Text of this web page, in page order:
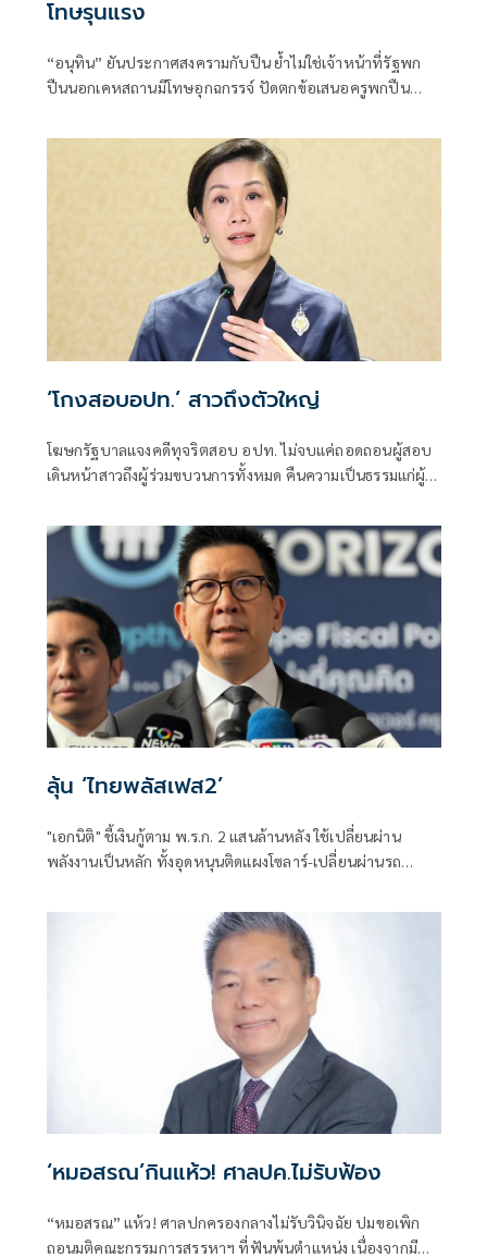
โทษรุนแรง
“อนุทิน” ยันประกาศสงครามกับปืน ย้ำไม่ใช่เจ้าหน้าที่รัฐพก
ปืนนอกเคหสถานมีโทษอุกฉกรรจ์ ปัดตกข้อเสนอครูพกปืน
เจ้าของเป็นผู้ต้องหาร่วม
‘โกงสอบอปท.’ สาวถึงตัวใหญ่
โฆษกรัฐบาลแจงคดีทุจริตสอบ อปท. ไม่จบแค่ถอดถอนผู้สอบ
เดินหน้าสาวถึงผู้ร่วมขบวนการทั้งหมด คืนความเป็นธรรมแก่ผู้
ประชาชนต่อระบบการสอบเข้ารับราชการทุกระดับ
ลุ้น ‘ไทยพลัสเฟส2’
"เอกนิติ" ชี้เงินกู้ตาม พ.ร.ก. 2 แสนล้านหลัง ใช้เปลี่ยนผ่าน
พลังงานเป็นหลัก ทั้งอุดหนุนติดแผงโซลาร์-เปลี่ยนผ่านรถ
พร้อมให้ใช้กับไทยเที่ยวไทยพลัส ส่วนไทยช่วยไทยพลัส เฟส 2
รอประเมินความเหมาะสม นายกฯ เผยจะพยายาม
‘หมอสรณ’กินแห้ว! ศาลปค.ไม่รับฟ้อง
“หมอสรณ” แห้ว! ศาลปกครองกลางไม่รับวินิจฉัย ปมขอเพิก
ถอนมติคณะกรรมการสรรหาฯ ที่ฟันพ้นตำแหน่ง เนื่องจากมี